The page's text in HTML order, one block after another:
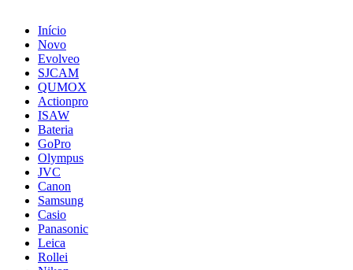
Início
Novo
Evolveo
SJCAM
QUMOX
Actionpro
ISAW
Bateria
GoPro
Olympus
JVC
Canon
Samsung
Casio
Panasonic
Leica
Rollei